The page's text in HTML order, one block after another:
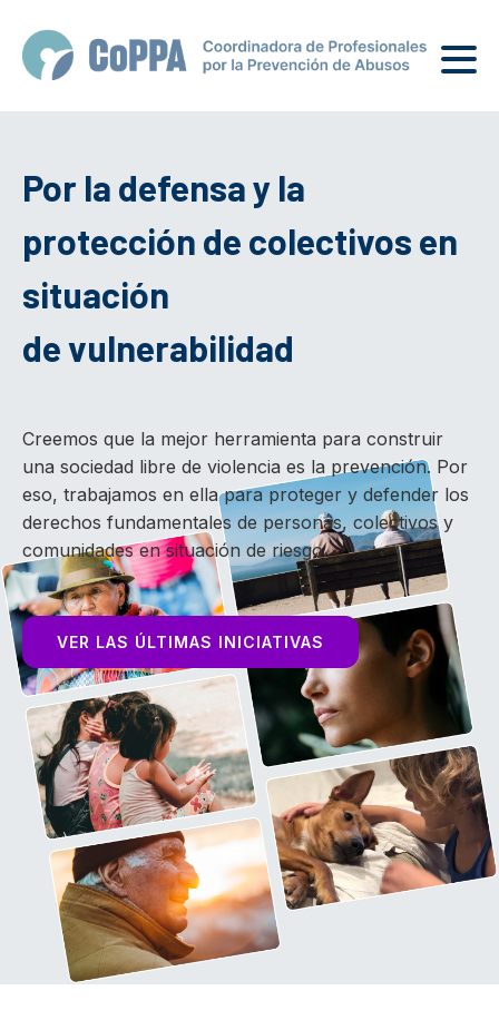
Por la defensa y la
protección de colectivos en
situación
de vulnerabilidad
Creemos que la mejor herramienta para construir
una sociedad libre de violencia es la prevención. Por
eso, trabajamos en ella para proteger y defender los
derechos fundamentales de personas, colectivos y
comunidades en situación de riesgo.
VER LAS ÚLTIMAS INICIATIVAS